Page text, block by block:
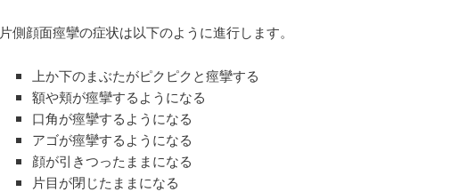
片側顔面痙攣の症状は以下のように進行します。
上か下のまぶたがピクピクと痙攣する
額や頬が痙攣するようになる
口角が痙攣するようになる
アゴが痙攣するようになる
顔が引きつったままになる
片目が閉じたままになる